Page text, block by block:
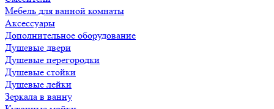
Мебель для ванной комнаты
Аксессуары
Дополнительное оборудование
Душевые двери
Душевые перегородки
Душевые стойки
Душевые лейки
Зеркала в ванну